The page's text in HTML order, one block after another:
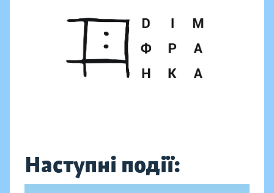
Наступні події: